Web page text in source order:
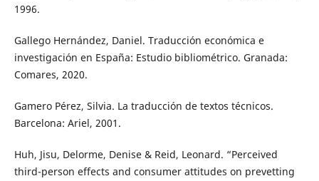
1996.
Gallego Hernández, Daniel. Traducción económica e
investigación en España: Estudio bibliométrico. Granada:
Comares, 2020.
Gamero Pérez, Silvia. La traducción de textos técnicos.
Barcelona: Ariel, 2001.
Huh, Jisu, Delorme, Denise & Reid, Leonard. “Perceived
third-person effects and consumer attitudes on prevetting